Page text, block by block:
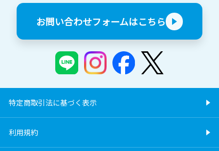
お問い合わせフォームはこちら
特定商取引法に基づく表示
利用規約